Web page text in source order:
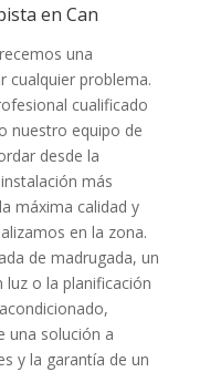
en Can
una
cualquier problema.
cualificado
nuestro equipo de
desde la
más
máxima calidad y
en la zona.
de madrugada, un
o la planificación
una solución a
y la garantía de un